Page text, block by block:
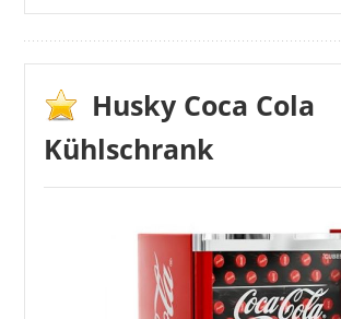
Ob für einen Partyraum oder den
Kunden sind von diesem
überzeugt. Das Design wird zu
Hingucker und die Partygäste
selbst mit Getränke bedienen.
die Einlegeböden individuell
sogar ganze Getränkekisten Platz
stehend gelagert werden. Die
wird als effektvoll beschrieben und
funktioniert recht geräuscharm. Nur
Husky Coca Cola
Kühlschrank